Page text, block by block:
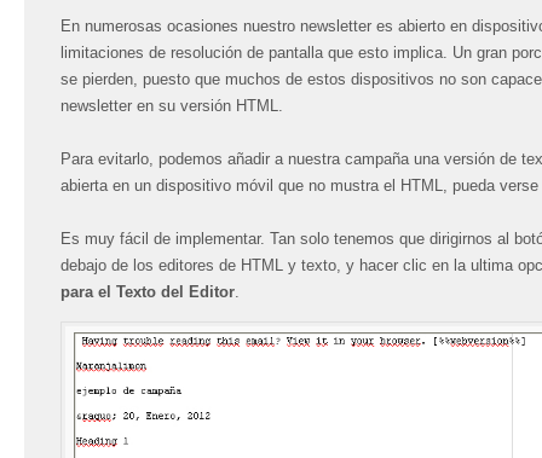
En numerosas ocasiones nuestro newsletter es abierto en
limitaciones de resolución de pantalla que esto implica. Un gran
se pierden, puesto que muchos de estos dispositivos no son
newsletter en su versión HTML.
Para evitarlo, podemos añadir a nuestra campaña una versión de
abierta en un dispositivo móvil que no mustra el HTML, pueda
Es muy fácil de implementar. Tan solo tenemos que dirigirnos al
debajo de los editores de HTML y texto, y hacer clic en la ultima
para el Texto del Editor.